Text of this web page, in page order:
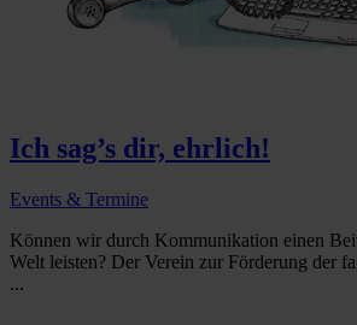
Ich sag’s dir, ehrlich!
Events & Termine
Können wir durch Kommunikation einen
Welt leisten? Der Verein zur Förderung der
...